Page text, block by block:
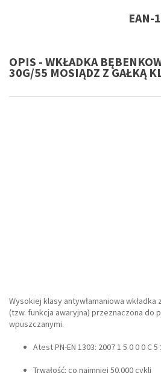
EAN-
OPIS - WKŁADKA
30G/55 MOSIĄDZ Z GAŁKĄ
Wysokiej klasy antywłamaniowa
(tzw. funkcja awaryjna) przeznaczona do
wpuszczanymi.
Atest PN-EN 1303: 2007 1 5 0 0 0 C 5
Trwałość: co najmniej 50.000 cykli